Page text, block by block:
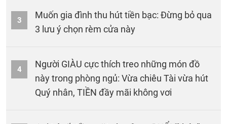
3
Muốn gia đình thu hút tiền bạc: Đừng bỏ qua
3 lưu ý chọn rèm cửa này
4
Người GIÀU cực thích treo những món đồ
này trong phòng ngủ: Vừa chiêu Tài vừa hút
Quý nhân, TIỀN đầy mãi không vơi